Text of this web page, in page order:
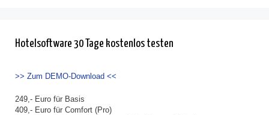
Hotelsoftware 30 Tage kostenlos testen
>> Zum DEMO-Download <<
249,- Euro für Basis
409,- Euro für Comfort (Pro)